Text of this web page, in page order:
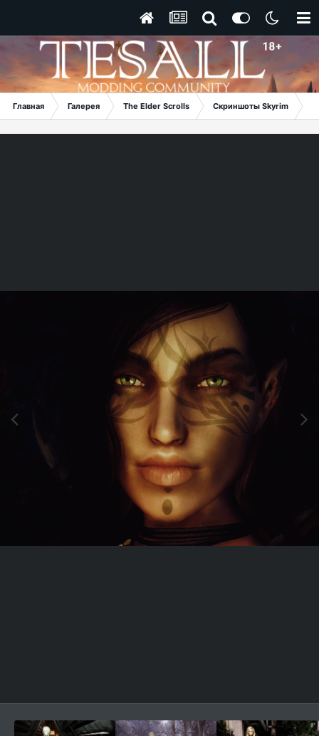
Главная Галерея The Elder Scrolls Скриншоты Skyrim